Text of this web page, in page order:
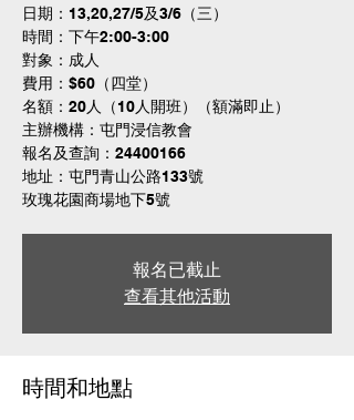
日期：13,20,27/5及3/6（三）
時間：下午2:00-3:00
對象：成人
費用：$60（四堂）
名額：20人（10人開班）（額滿即止）
主辦機構：屯門浸信教會
報名及查詢：24400166
地址：屯門青山公路133號
玫瑰花園商場地下5號
報名已截止
查看其他活動
時間和地點